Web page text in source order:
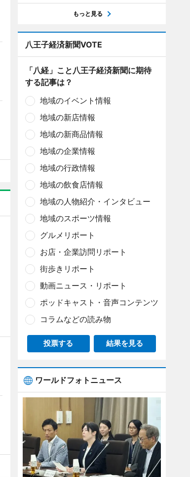
もっと見る
八王子経済新聞VOTE
「八経」こと八王子経済新聞に期待
する記事は？
地域のイベント情報
地域の新店情報
地域の新商品情報
地域の企業情報
地域の行政情報
地域の飲食店情報
地域の人物紹介・インタビュー
地域のスポーツ情報
グルメリポート
お店・企業訪問リポート
街歩きリポート
動画ニュース・リポート
ポッドキャスト・音声コンテンツ
コラムなどの読み物
投票する 結果を見る
ワールドフォトニュース